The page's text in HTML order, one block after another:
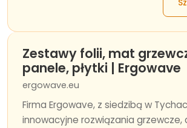
Zestawy folii, mat
panele, płytki | Ergowave
ergowave.eu
Firma Ergowave, z siedzibą w
innowacyjne rozwiązania